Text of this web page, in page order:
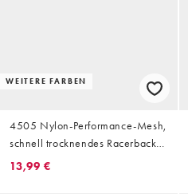
WEITERE FARBEN
4505 Nylon-Performance-Mesh,
schnell trocknendes Racerback-
Lauf-Top in Weiß
13,99 €